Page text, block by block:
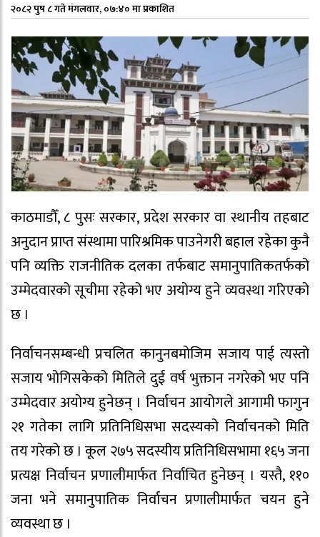
२०८२ पुष ८ गते मंगलवार, ०७:४० मा प्रकाशित
काठमाडौँ, ८ पुसः सरकार, प्रदेश सरकार वा स्थानीय तहबाट
अनुदान प्राप्त संस्थामा पारिश्रमिक पाउनेगरी बहाल रहेका कुनै
पनि व्यक्ति राजनीतिक दलका तर्फबाट समानुपातिकतर्फको
उम्मेदवारको सूचीमा रहेको भए अयोग्य हुने व्यवस्था गरिएको
छ ।
निर्वाचनसम्बन्धी प्रचलित कानुनबमोजिम सजाय पाई त्यस्तो
सजाय भोगिसकेको मितिले दुई वर्ष भुक्तान नगरेको भए पनि
उम्मेदवार अयोग्य हुनेछन् । निर्वाचन आयोगले आगामी फागुन
२१ गतेका लागि प्रतिनिधिसभा सदस्यको निर्वाचनको मिति
तय गरेको छ । कूल २७५ सदस्यीय प्रतिनिधिसभामा १६५ जना
प्रत्यक्ष निर्वाचन प्रणालीमार्फत निर्वाचित हुनेछन् । यस्तै, ११०
जना भने समानुपातिक निर्वाचन प्रणालीमार्फत चयन हुने
व्यवस्था छ ।